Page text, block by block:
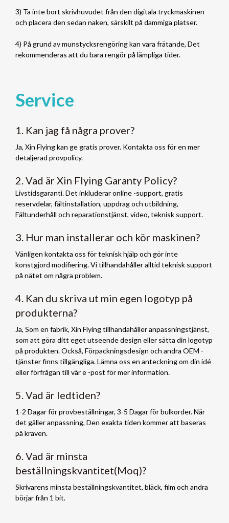
3) Ta inte bort skrivhuvudet från den digitala tryckmaskinen
och placera den sedan naken, särskilt på dammiga platser.
4) På grund av munstycksrengöring kan vara frätande, Det
rekommenderas att du bara rengör på lämpliga tider.
Service
1. Kan jag få några prover?
Ja, Xin Flying kan ge gratis prover. Kontakta oss för en mer
detaljerad provpolicy.
2. Vad är Xin Flying Garanty Policy?
Livstidsgaranti. Det inkluderar online -support, gratis
reservdelar, fältinstallation, uppdrag och utbildning,
Fältunderhåll och reparationstjänst, video, teknisk support.
3. Hur man installerar och kör maskinen?
Vänligen kontakta oss för teknisk hjälp och gör inte
konstgjord modifiering. Vi tillhandahåller alltid teknisk support
på nätet om några problem.
4. Kan du skriva ut min egen logotyp på
produkterna?
Ja, Som en fabrik, Xin Flying tillhandahåller anpassningstjänst,
som att göra ditt eget utseende design eller sätta din logotyp
på produkten. Också, Förpackningsdesign och andra OEM -
tjänster finns tillgängliga. Lämna oss en anteckning om din idé
eller förfrågan till vår e -post för mer information.
5. Vad är ledtiden?
1-2 Dagar för provbeställningar, 3-5 Dagar för bulkorder. När
det gäller anpassning, Den exakta tiden kommer att baseras
på kraven.
6. Vad är minsta
beställningskvantitet(Moq)?
Skrivarens minsta beställningskvantitet, bläck, film och andra
börjar från 1 bit.